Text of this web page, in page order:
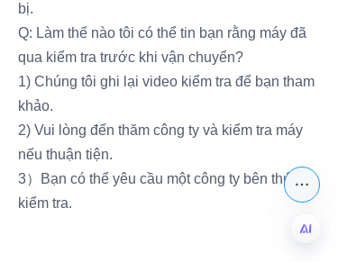
bị.
Q: Làm thế nào tôi có thể tin bạn rằng máy đã
qua kiểm tra trước khi vận chuyển?
1) Chúng tôi ghi lại video kiểm tra để bạn tham
khảo.
2) Vui lòng đến thăm công ty và kiểm tra máy
nếu thuận tiện.
3）Bạn có thể yêu cầu một công ty bên thứ ba
kiểm tra.